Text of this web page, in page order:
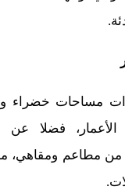
مساحات خضراء
فضلا
مطاعم ومقاهي، مما